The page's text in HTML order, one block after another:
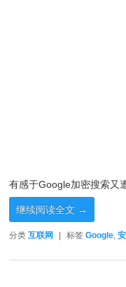
有感于Google加密搜索又
继续阅读全文 →
分类 互联网 标签 Google,